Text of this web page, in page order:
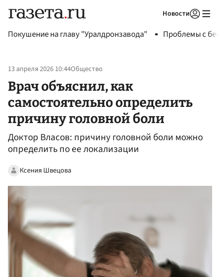
Новости
Покушение на главу "Уралдронзавода" Проблемы с
13 апреля 2026 10:44Общество
Врач объяснил, как
самостоятельно определить
причину головной боли
Доктор Власов: причину головной боли можно
определить по ее локализации
Ксения Швецова